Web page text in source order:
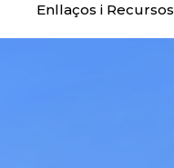
Enllaços i Recursos